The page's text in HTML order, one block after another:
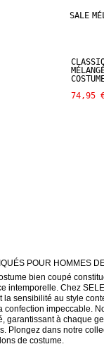
SALE
74,95
POUR HOMMES
bien coupé
intemporelle. Chez
sensibilité au style
confection impeccable.
garantissant à chaque
Plongez dans notre
de costume.